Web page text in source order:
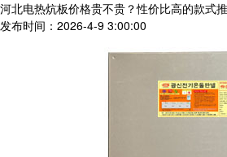
河北电热炕板价格贵不贵？性价比高的款式
发布时间：2026-4-9 3:00:00